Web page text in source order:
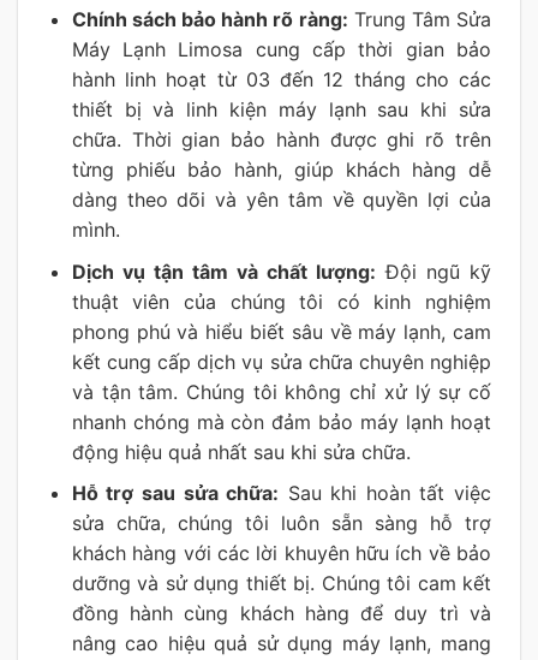
Chính sách bảo hành rõ ràng: Trung Tâm Sửa
Máy Lạnh Limosa cung cấp thời gian bảo
hành linh hoạt từ 03 đến 12 tháng cho các
thiết bị và linh kiện máy lạnh sau khi sửa
chữa. Thời gian bảo hành được ghi rõ trên
từng phiếu bảo hành, giúp khách hàng dễ
dàng theo dõi và yên tâm về quyền lợi của
mình.
Dịch vụ tận tâm và chất lượng: Đội ngũ kỹ
thuật viên của chúng tôi có kinh nghiệm
phong phú và hiểu biết sâu về máy lạnh, cam
kết cung cấp dịch vụ sửa chữa chuyên nghiệp
và tận tâm. Chúng tôi không chỉ xử lý sự cố
nhanh chóng mà còn đảm bảo máy lạnh hoạt
động hiệu quả nhất sau khi sửa chữa.
Hỗ trợ sau sửa chữa: Sau khi hoàn tất việc
sửa chữa, chúng tôi luôn sẵn sàng hỗ trợ
khách hàng với các lời khuyên hữu ích về bảo
dưỡng và sử dụng thiết bị. Chúng tôi cam kết
đồng hành cùng khách hàng để duy trì và
nâng cao hiệu quả sử dụng máy lạnh, mang